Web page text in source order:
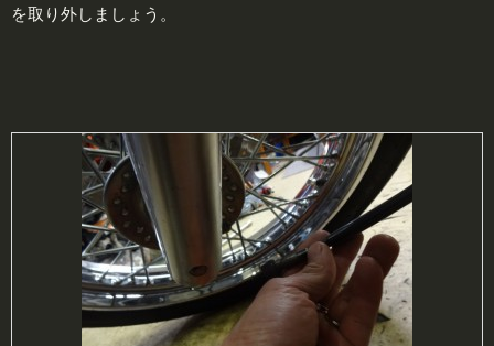
を取り外しましょう。